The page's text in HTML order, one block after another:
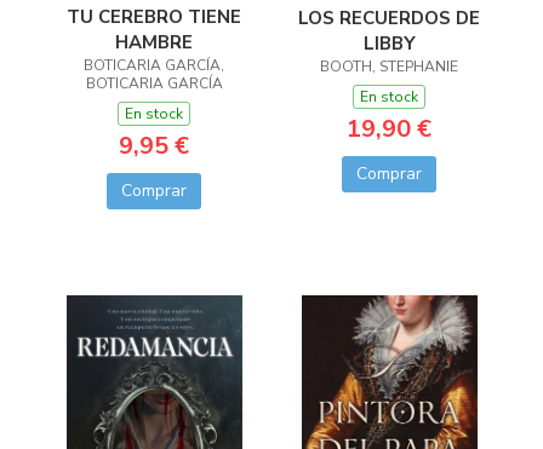
TU CEREBRO TIENE
HAMBRE
BOTICARIA GARCÍA,
BOTICARIA GARCÍA
En stock
9,95 €
Comprar
LOS RECUERDOS DE
LIBBY
BOOTH, STEPHANIE
En stock
19,90 €
Comprar